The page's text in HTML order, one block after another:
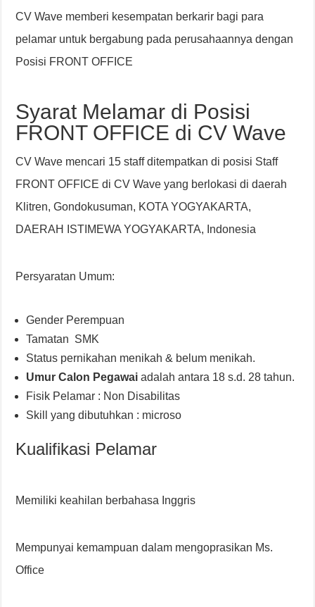
CV Wave memberi kesempatan berkarir bagi para
pelamar untuk bergabung pada perusahaannya dengan
Posisi FRONT OFFICE
Syarat Melamar di Posisi
FRONT OFFICE di CV Wave
CV Wave mencari 15 staff ditempatkan di posisi Staff
FRONT OFFICE di CV Wave yang berlokasi di daerah
Klitren, Gondokusuman, KOTA YOGYAKARTA,
DAERAH ISTIMEWA YOGYAKARTA, Indonesia
Persyaratan Umum:
Gender Perempuan
Tamatan SMK
Status pernikahan menikah & belum menikah.
Umur Calon Pegawaiadalah antara 18 s.d. 28 tahun.
Fisik Pelamar : Non Disabilitas
Skill yang dibutuhkan : microso
Kualifikasi Pelamar
Memiliki keahilan berbahasa Inggris
Mempunyai kemampuan dalam mengoprasikan Ms.
Office